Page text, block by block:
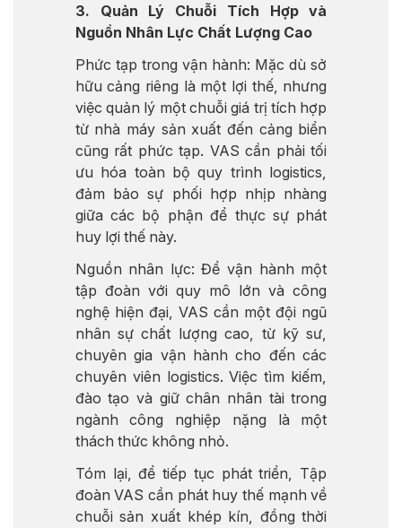
3. Quản Lý Chuỗi Tích Hợp và
Nguồn Nhân Lực Chất Lượng Cao
Phức tạp trong vận hành: Mặc dù sở
hữu cảng riêng là một lợi thế, nhưng
việc quản lý một chuỗi giá trị tích hợp
từ nhà máy sản xuất đến cảng biển
cũng rất phức tạp. VAS cần phải tối
ưu hóa toàn bộ quy trình logistics,
đảm bảo sự phối hợp nhịp nhàng
giữa các bộ phận để thực sự phát
huy lợi thế này.
Nguồn nhân lực: Để vận hành một
tập đoàn với quy mô lớn và công
nghệ hiện đại, VAS cần một đội ngũ
nhân sự chất lượng cao, từ kỹ sư,
chuyên gia vận hành cho đến các
chuyên viên logistics. Việc tìm kiếm,
đào tạo và giữ chân nhân tài trong
ngành công nghiệp nặng là một
thách thức không nhỏ.
Tóm lại, để tiếp tục phát triển, Tập
đoàn VAS cần phát huy thế mạnh về
chuỗi sản xuất khép kín, đồng thời